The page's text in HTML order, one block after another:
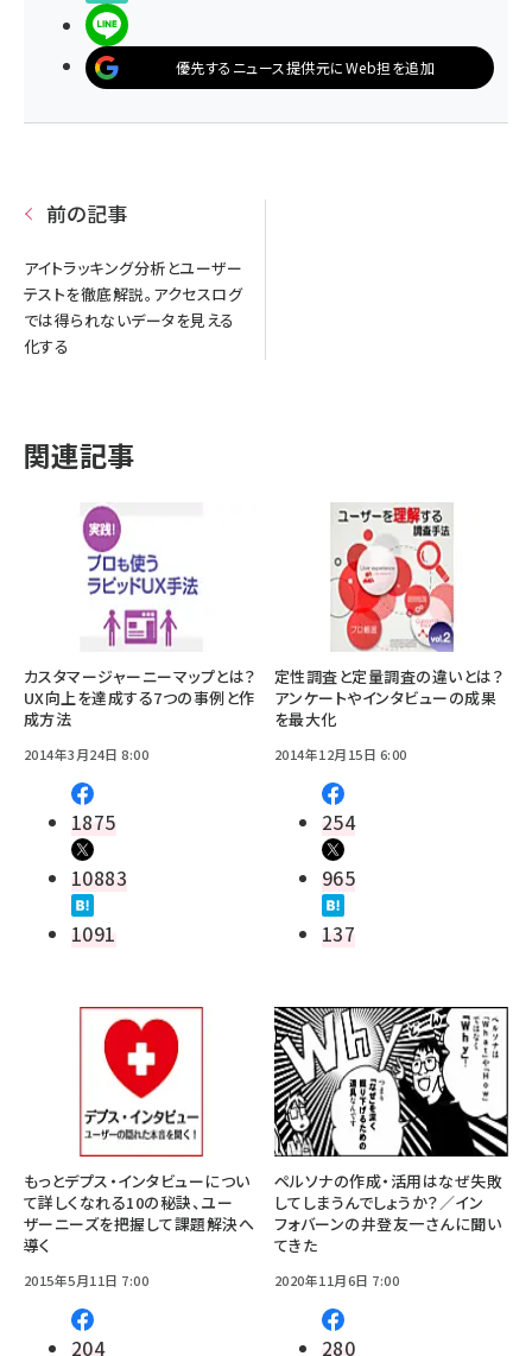
優先するニュース提供元にWeb担を追加
前の記事
アイトラッキング分析とユーザー
テストを徹底解説。アクセスログ
では得られないデータを見える
化する
関連記事
カスタマージャーニーマップとは？
UX向上を達成する7つの事例と作
成方法
2014年3月24日 8:00
1875
10883
1091
定性調査と定量調査の違いとは？
アンケートやインタビューの成果
を最大化
2014年12月15日 6:00
254
965
137
もっとデプス・インタビューについ
て詳しくなれる10の秘訣、ユー
ザーニーズを把握して課題解決へ
導く
2015年5月11日 7:00
204
ペルソナの作成・活用はなぜ失敗
してしまうんでしょうか？／イン
フォバーンの井登友一さんに聞い
てきた
2020年11月6日 7:00
280